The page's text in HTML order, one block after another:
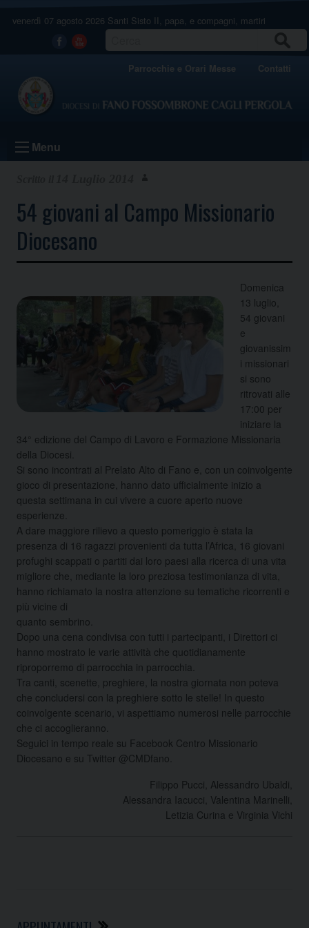
venerdì 07 agosto 2026 Santi Sisto II, papa, e compagni, martiri
Facebook
Youtube
Parrocchie e Orari Messe Contatti
Menu
54 giovani al Campo Missionario
Diocesano
Domenica
13 luglio,
54 giovani
e
giovanissim
i missionari
si sono
ritrovati alle
17:00 per
iniziare la
34° edizione del Campo di Lavoro e Formazione Missionaria
della Diocesi.
Si sono incontrati al Prelato Alto di Fano e, con un coinvolgente
gioco di presentazione, hanno dato ufficialmente inizio a
questa settimana in cui vivere a cuore aperto nuove
esperienze.
A dare maggiore rilievo a questo pomeriggio è stata la
presenza di 16 ragazzi provenienti da tutta l’Africa, 16 giovani
profughi scappati o partiti dai loro paesi alla ricerca di una vita
migliore che, mediante la loro preziosa testimonianza di vita,
hanno richiamato la nostra attenzione su tematiche ricorrenti e
più vicine di
quanto sembrino.
Dopo una cena condivisa con tutti i partecipanti, i Direttori ci
hanno mostrato le varie attività che quotidianamente
riproporremo di parrocchia in parrocchia.
Tra canti, scenette, preghiere, la nostra giornata non poteva
che concludersi con la preghiere sotto le stelle! In questo
coinvolgente scenario, vi aspettiamo numerosi nelle parrocchie
che ci accoglieranno.
Seguici in tempo reale su Facebook Centro Missionario
Diocesano e su Twitter @CMDfano.
Filippo Pucci, Alessandro Ubaldi,
Alessandra Iacucci, Valentina Marinelli,
Letizia Curina e Virginia Vichi